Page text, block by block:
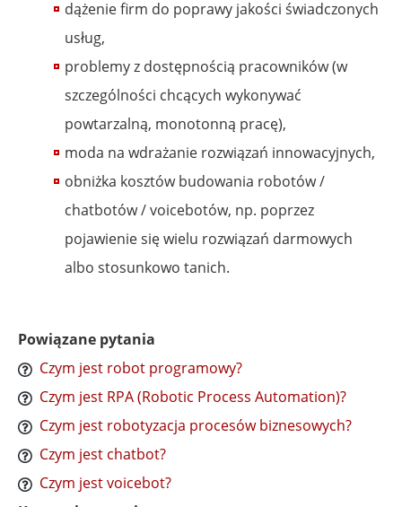
dążenie firm do poprawy jakości świadczonych
usług,
problemy z dostępnością pracowników (w
szczególności chcących wykonywać
powtarzalną, monotonną pracę),
moda na wdrażanie rozwiązań innowacyjnych,
obniżka kosztów budowania robotów /
chatbotów / voicebotów, np. poprzez
pojawienie się wielu rozwiązań darmowych
albo stosunkowo tanich.
Powiązane pytania
Czym jest robot programowy?
Czym jest RPA (Robotic Process Automation)?
Czym jest robotyzacja procesów biznesowych?
Czym jest chatbot?
Czym jest voicebot?